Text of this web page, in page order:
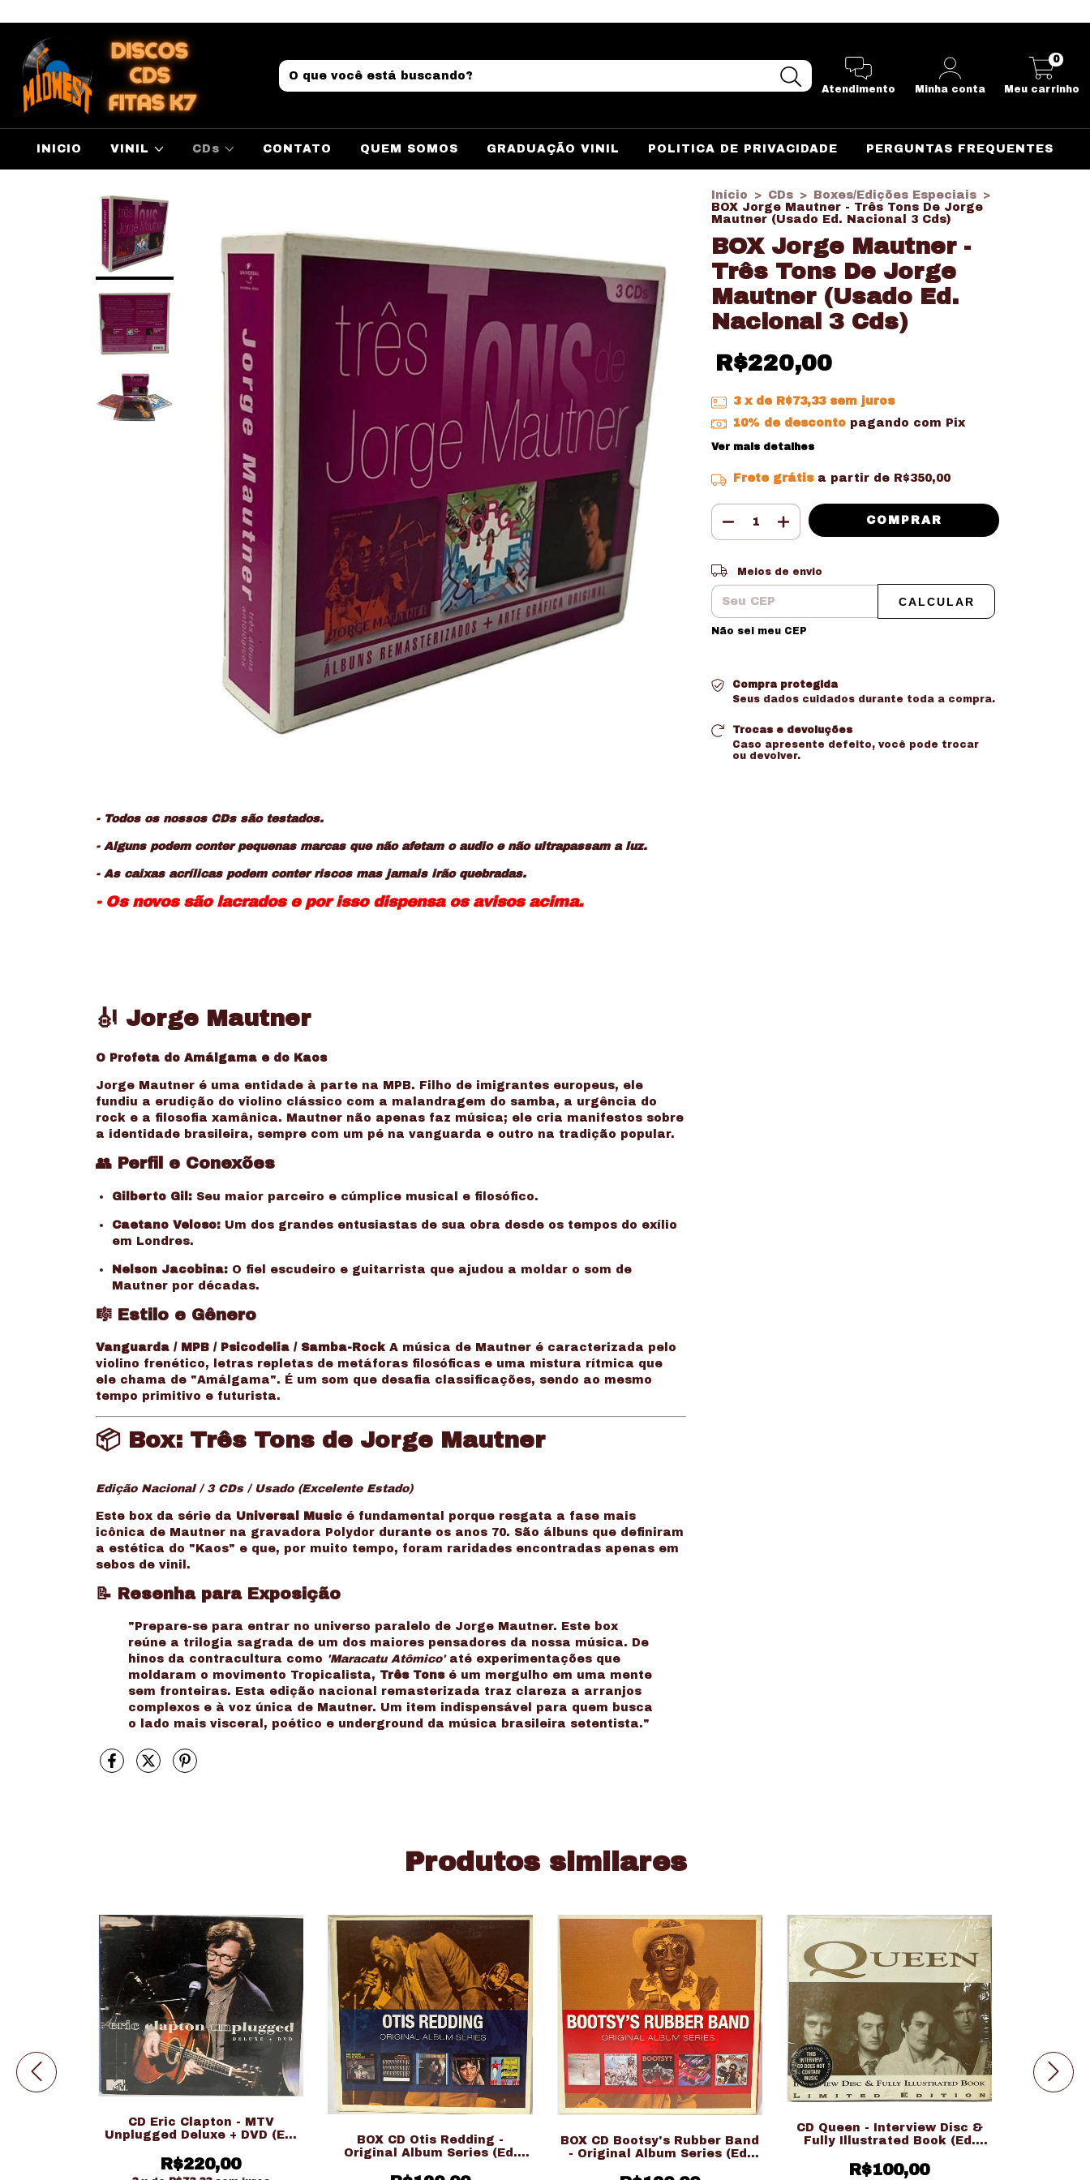
Atendimento Minha conta Meu carrinho
0
INICIO VINIL CDs CONTATO QUEM SOMOS GRADUAÇÃO VINIL POLITICA DE PRIVACIDADE PERGUNTAS FREQUENTES
- Todos os nossos CDs são testados.
- Alguns podem conter pequenas marcas que não afetam o audio e não ultrapassam a luz.
- As caixas acrílicas podem conter riscos mas jamais irão quebradas.
- Os novos são lacrados e por isso dispensa os avisos acima.
🎻 Jorge Mautner
O Profeta do Amálgama e do Kaos
Jorge Mautner é uma entidade à parte na MPB. Filho de imigrantes europeus, ele
fundiu a erudição do violino clássico com a malandragem do samba, a urgência do
rock e a filosofia xamânica. Mautner não apenas faz música; ele cria manifestos sobre
a identidade brasileira, sempre com um pé na vanguarda e outro na tradição popular.
👥 Perfil e Conexões
Gilberto Gil: Seu maior parceiro e cúmplice musical e filosófico.
Caetano Veloso: Um dos grandes entusiastas de sua obra desde os tempos do exílio
em Londres.
Nelson Jacobina: O fiel escudeiro e guitarrista que ajudou a moldar o som de
Mautner por décadas.
🎼 Estilo e Gênero
Vanguarda / MPB / Psicodelia / Samba-Rock A música de Mautner é caracterizada pelo
violino frenético, letras repletas de metáforas filosóficas e uma mistura rítmica que
ele chama de "Amálgama". É um som que desafia classificações, sendo ao mesmo
tempo primitivo e futurista.
📦 Box: Três Tons de Jorge Mautner
Edição Nacional / 3 CDs / Usado (Excelente Estado)
Este box da série da Universal Music é fundamental porque resgata a fase mais
icônica de Mautner na gravadora Polydor durante os anos 70. São álbuns que definiram
a estética do "Kaos" e que, por muito tempo, foram raridades encontradas apenas em
sebos de vinil.
📝 Resenha para Exposição
"Prepare-se para entrar no universo paralelo de Jorge Mautner. Este box
reúne a trilogia sagrada de um dos maiores pensadores da nossa música. De
hinos da contracultura como 'Maracatu Atômico'até experimentações que
moldaram o movimento Tropicalista, Três Tonsé um mergulho em uma mente
sem fronteiras. Esta edição nacional remasterizada traz clareza a arranjos
complexos e à voz única de Mautner. Um item indispensável para quem busca
o lado mais visceral, poético e underground da música brasileira setentista."
Início > CDs > Boxes/Edições Especiais >
BOX Jorge Mautner - Três Tons De Jorge
Mautner (Usado Ed. Nacional 3 Cds)
BOX Jorge Mautner -
Três Tons De Jorge
Mautner (Usado Ed.
Nacional 3 Cds)
R$220,00
3 x de R$73,33 sem juros
10% de descontopagando com Pix
Ver mais detalhes
Frete grátis a partir de R$350,00
Entregas para o CEP:
Meios de envio
CALCULAR
Não sei meu CEP
Compra protegida
Seus dados cuidados durante toda a compra.
Trocas e devoluções
Caso apresente defeito, você pode trocar
ou devolver.
Produtos similares
CD Eric Clapton - MTV
Unplugged Deluxe + DVD (Ed.
R$220,00
BOX CD Otis Redding -
Original Album Series (Ed.
BOX CD Bootsy's Rubber Band
- Original Album Series (Ed.
CD Queen - Interview Disc &
Fully Illustrated Book (Ed.
R$100,00